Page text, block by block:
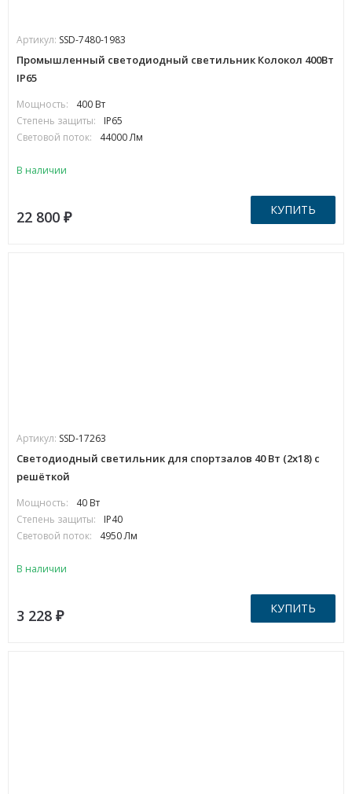
Артикул: SSD-7480-1983
Промышленный светодиодный светильник Колокол 400Вт
IP65
Мощность:
400 Вт
Степень защиты:
IP65
Световой поток:
44000 Лм
В наличии
22 800 ₽ КУПИТЬ
Артикул: SSD-17263
Светодиодный светильник для спортзалов 40 Вт (2х18) с
решёткой
Мощность:
40 Вт
Степень защиты:
IP40
Световой поток:
4950 Лм
В наличии
3 228 ₽ КУПИТЬ